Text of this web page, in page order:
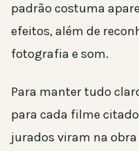
padrão costuma
efeitos, além de
fotografia e som.
Para manter tudo
para cada filme
jurados viram na